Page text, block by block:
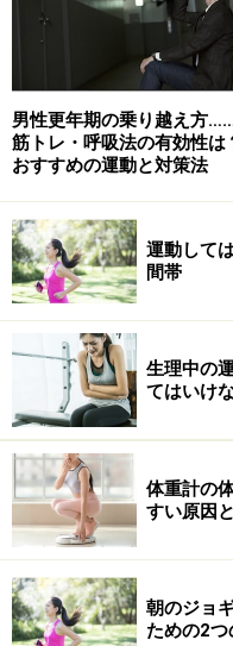
肩こりが気になるときに
肩甲骨まわりをほぐして
円い筒型状の「ストレ
に乗りコロコロと転が
て筋肉の緊張を和らげ
をとるだけで腰の痛み
肩甲骨周りのコリをほ
ランスをとりながら腕
近や首の筋肉がポール
れるはずです。
ストレッチポールの効
ありません。身体全体
男性更年期の乗り越え方
筋トレ・呼吸法の有効性は
おすすめの運動と対策法
運動して
間帯
生理中の
てはいけ
体重計の
すい原因
朝のジョ
ための2